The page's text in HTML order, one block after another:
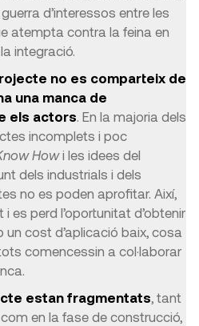
d’interessos entre les
atempta contra la feina en
integració.
no es comparteix de
una manca de
els actors. En la majoria dels
incomplets i poc
Howi les idees del
dels industrials i dels
no es poden aprofitar. Així,
es perd l’oportunitat d’obtenir
cost d’aplicació baix, cosa
comencessin a col·laborar
estan fragmentats, tant
en la fase de construcció,